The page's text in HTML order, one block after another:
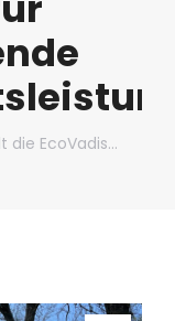
die EcoVadis…